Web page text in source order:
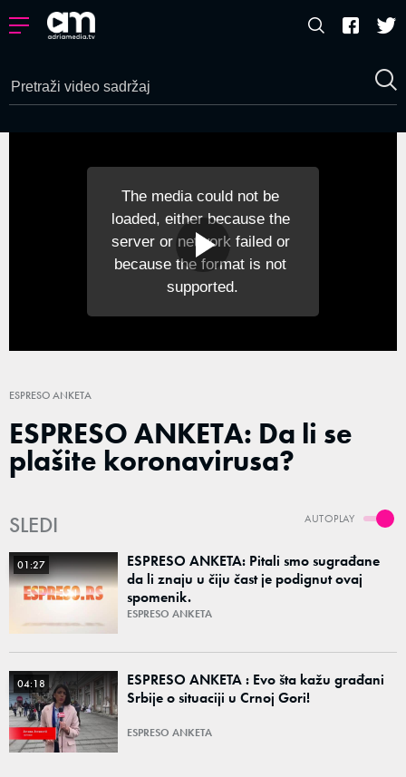
The media could not be
loaded, either because the
server or network failed or
because the format is not
supported.
ESPRESO ANKETA
ESPRESO ANKETA: Da li se
plašite koronavirusa?
AUTOPLAY
SLEDI
01:27
ESPRESO ANKETA: Pitali smo sugrađane
da li znaju u čiju čast je podignut ovaj
spomenik.
ESPRESO ANKETA
04:18
ESPRESO ANKETA : Evo šta kažu građani
Srbije o situaciji u Crnoj Gori!
ESPRESO ANKETA